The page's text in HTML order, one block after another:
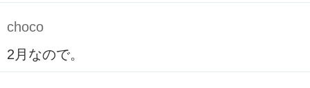
choco
2月なので。